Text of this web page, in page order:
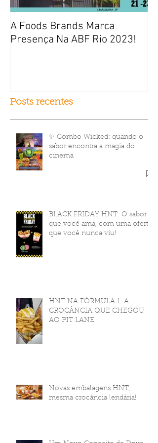
A Foods Brands Marca
Presença Na ABF Rio 2023!
Posts recentes
✨ Combo Wicked: quando o
sabor encontra a magia do
cinema
BLACK FRIDAY HNT: O sabor
que você ama, com uma oferta
que você nunca viu!
HNT NA FÓRMULA 1: A
CROCÂNCIA QUE CHEGOU
AO PIT LANE
Novas embalagens HNT,
mesma crocância lendária!